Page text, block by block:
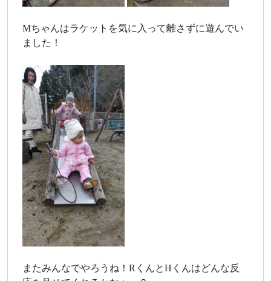
Mちゃんはラケットを気に入って離さずに遊んでい
ました！
またみんなでやろうね！RくんとHくんはどんな反